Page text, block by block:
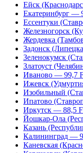
Ейск
Екатеринбург —
Ессентуки
Железногорск
Жердевка
Задонск
Зеленокумск
Златоуст
Иваново — 99,7
Ижевск
Изобильный
Ипатово
Иркутск — 88,5
Йошкар-Ола
Казань
Калининград —
Каневская